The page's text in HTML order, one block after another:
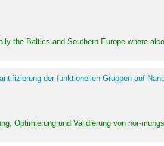
the Baltics and Southern Europe where
der funktionellen Gruppen auf
Optimierung und Validierung von nor-